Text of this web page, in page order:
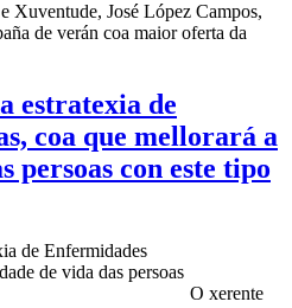
Xuventude, José López Campos,
de verán coa maior oferta da
estratexia de
coa que mellorará a
persoas con este tipo
O xerente